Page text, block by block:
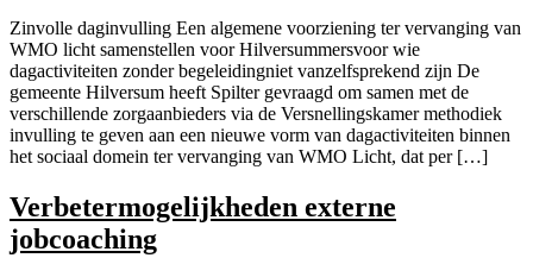
Zinvolle daginvulling Een algemene voorziening ter vervanging van
WMO licht samenstellen voor Hilversummersvoor wie
dagactiviteiten zonder begeleidingniet vanzelfsprekend zijn De
gemeente Hilversum heeft Spilter gevraagd om samen met de
verschillende zorgaanbieders via de Versnellingskamer methodiek
invulling te geven aan een nieuwe vorm van dagactiviteiten binnen
het sociaal domein ter vervanging van WMO Licht, dat per […]
Verbetermogelijkheden externe
jobcoaching